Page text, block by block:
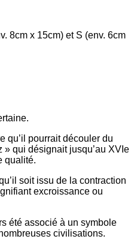
8cm x 15cm) et S (env. 6cm
qu’il pourrait découler du
» qui désignait jusqu’au XVIe
qualité.
soit issu de la contraction
excroissance ou
été associé à un symbole
civilisations.